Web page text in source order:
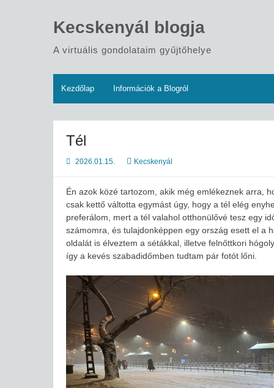
Kecskenyál blogja
A virtuális gondolataim gyűjtőhelye
Kezdőlap Információk a Blogról
Tél
2026.01.15. Kecskenyál
Én azok közé tartozom, akik még emlékeznek arra,
csak kettő váltotta egymást úgy, hogy a tél elég
preferálom, mert a tél valahol otthonülővé tesz egy
számomra, és tulajdonképpen egy ország esett el a
oldalát is élveztem a sétákkal, illetve felnőttkori
így a kevés szabadidőmben tudtam pár fotót lőni.